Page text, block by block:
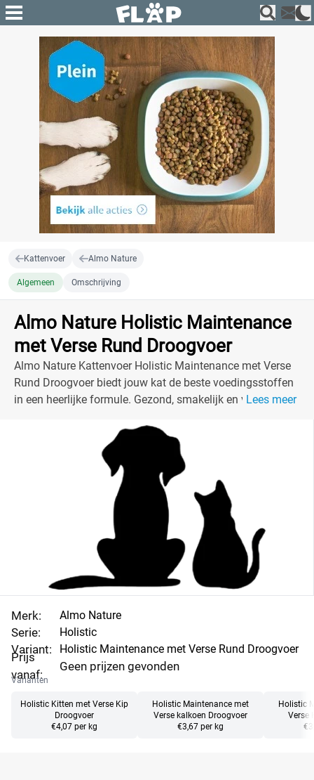
Kattenvoer Almo Nature
Algemeen Omschrijving
Almo Nature Holistic Maintenance
met Verse Rund Droogvoer
Almo Nature Kattenvoer Holistic Maintenance met Verse
Rund Droogvoer biedt jouw kat de beste voedingsstoffen
in een heerlijke formule. Gezond, smakelijk en vol zorg!
Lees meer
Merk:
Serie:
Variant:
Prijs
vanaf:
Almo Nature
Holistic
Holistic Maintenance met Verse Rund Droogvoer
Geen prijzen gevonden
Varianten
Holistic Kitten met Verse Kip
Droogvoer
€4,07 per kg
Holistic Maintenance met
Verse kalkoen Droogvoer
€3,67 per kg
Holistic
Verse